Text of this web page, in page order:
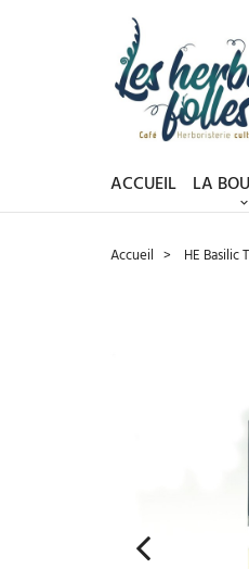
ACCUEIL LA
Accueil HE Basilic